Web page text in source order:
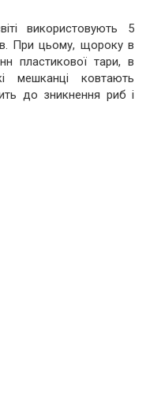
використовують 5
При цьому, щороку в
пластикової тари, в
мешканці ковтають
до зникнення риб і